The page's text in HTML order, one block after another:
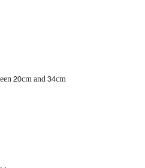
20cm and 34cm